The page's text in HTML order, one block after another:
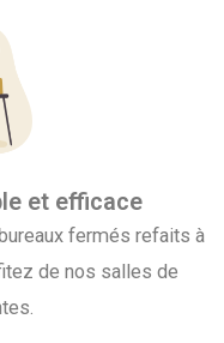
et efficace
fermés refaits à
de nos salles de